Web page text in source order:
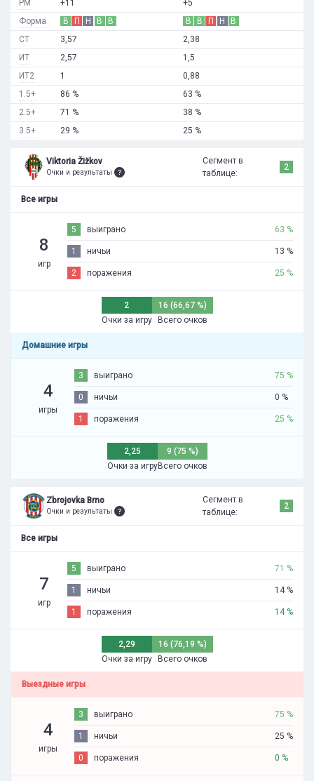
РМ
Форма
СТ
ИТ
ИТ2
1.5+
2.5+
3.5+
+11
В
П Н В
В
3,57
2,57
1
86 %
71 %
29 %
+5
В
В П Н
В
2,38
1,5
0,88
63 %
38 %
25 %
Viktoria Žižkov
Очки и результаты
Сегмент в
таблице:
2
Все игры
8
игр
5 выиграно 63 %
1 ничьи 13 %
2 поражения 25 %
2
Очки за игру
16 (66,67 %)
Всего очков
Домашние игры
4
игры
3 выиграно 75 %
0 ничьи 0 %
1 поражения 25 %
2,25
Очки за игру
9 (75 %)
Всего очков
Zbrojovka Brno
Очки и результаты
Сегмент в
таблице:
2
Все игры
7
игр
5 выиграно 71 %
1 ничьи 14 %
1 поражения 14 %
2,29
Очки за игру
16 (76,19 %)
Всего очков
Выездные игры
4
игры
3 выиграно 75 %
1 ничьи 25 %
0 поражения 0 %